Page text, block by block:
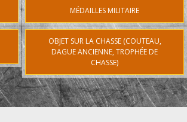
MÉDAILLES MILITAIRE
OBJET SUR LA CHASSE (COUTEAU,
DAGUE ANCIENNE, TROPHÉE DE
CHASSE)